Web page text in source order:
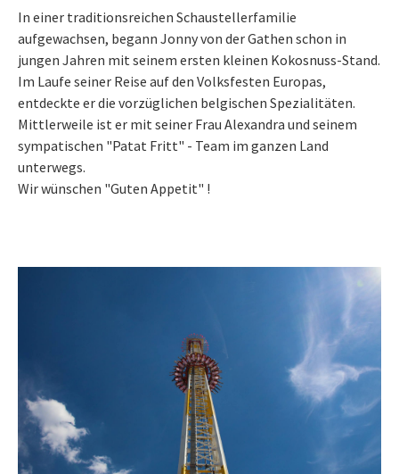
In einer traditionsreichen Schaustellerfamilie
aufgewachsen, begann Jonny von der Gathen schon in
jungen Jahren mit seinem ersten kleinen Kokosnuss-Stand.
Im Laufe seiner Reise auf den Volksfesten Europas,
entdeckte er die vorzüglichen belgischen Spezialitäten.
Mittlerweile ist er mit seiner Frau Alexandra und seinem
sympatischen "Patat Fritt" - Team im ganzen Land
unterwegs.
Wir wünschen "Guten Appetit" !